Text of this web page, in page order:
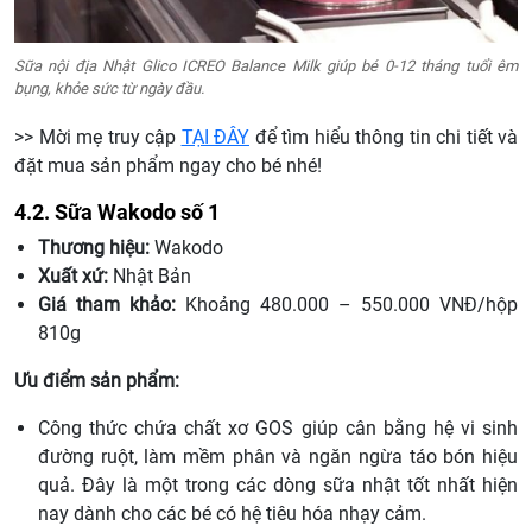
Sữa nội địa Nhật Glico ICREO Balance Milk giúp bé 0-12 tháng tuổi êm
bụng, khỏe sức từ ngày đầu.
>> Mời mẹ truy cập TẠI ĐÂY để tìm hiểu thông tin chi tiết và
đặt mua sản phẩm ngay cho bé nhé!
4.2. Sữa Wakodo số 1
Thương hiệu: Wakodo
Xuất xứ: Nhật Bản
Giá tham khảo: Khoảng 480.000 – 550.000 VNĐ/hộp
810g
Ưu điểm sản phẩm:
Công thức chứa chất xơ GOS giúp cân bằng hệ vi sinh
đường ruột, làm mềm phân và ngăn ngừa táo bón hiệu
quả. Đây là một trong các dòng sữa nhật tốt nhất hiện
nay dành cho các bé có hệ tiêu hóa nhạy cảm.